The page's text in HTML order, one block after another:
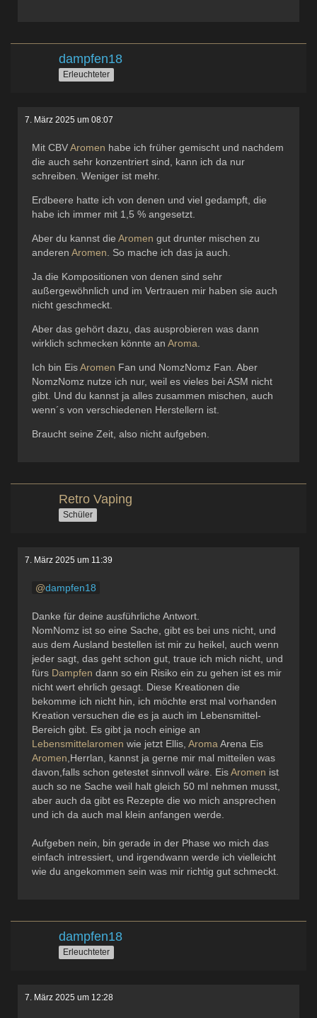
dampfen18
Erleuchteter
7. März 2025 um 08:07
Mit CBVAromen habe ich früher gemischt und nachdem
die auch sehr konzentriert sind, kann ich da nur
schreiben. Weniger ist mehr.
Erdbeere hatte ich von denen und viel gedampft, die
habe ich immer mit 1,5 % angesetzt.
Aber du kannst die Aromen gut drunter mischen zu
anderen Aromen . So mache ich das ja auch.
Ja die Kompositionen von denen sind sehr
außergewöhnlich und im Vertrauen mir haben sie auch
nicht geschmeckt.
Aber das gehört dazu, das ausprobieren was dann
wirklich schmecken könnte an Aroma
Ich bin EisAromen Fan und NomzNomz Fan. Aber
NomzNomz nutze ich nur, weil es vieles bei ASM nicht
gibt. Und du kannst ja alles zusammen mischen, auch
wenn´s von verschiedenen Herstellern ist.
Braucht seine Zeit, also nicht aufgeben.
Retro Vaping
Schüler
7. März 2025 um 11:39
dampfen18
Danke für deine ausführliche Antwort.
NomNomz ist so eine Sache, gibt es bei uns nicht, und
aus dem Ausland bestellen ist mir zu heikel, auch wenn
jeder sagt, das geht schon gut, traue ich mich nicht, und
fürs Dampfen dann so ein Risiko ein zu gehen ist es mir
nicht wert ehrlich gesagt. Diese Kreationen die
bekomme ich nicht hin, ich möchte erst mal vorhanden
Kreation versuchen die es ja auch im Lebensmittel-
Bereich gibt. Es gibt ja noch einige an
Lebensmittelaromen wie jetzt Ellis, Aroma Arena Eis
Aromen ,Herrlan, kannst ja gerne mir mal mitteilen was
davon,falls schon getestet sinnvoll wäre. EisAromen ist
auch so ne Sache weil halt gleich 50 ml nehmen musst,
aber auch da gibt es Rezepte die wo mich ansprechen
und ich da auch mal klein anfangen werde.
Aufgeben nein, bin gerade in der Phase wo mich das
einfach intressiert, und irgendwann werde ich vielleicht
wie du angekommen sein was mir richtig gut schmeckt.
dampfen18
Erleuchteter
7. März 2025 um 12:28